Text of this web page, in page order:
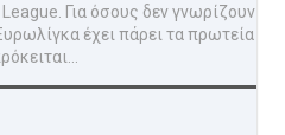
Για όσους δεν γνωρίζουν
έχει πάρει τα πρωτεία